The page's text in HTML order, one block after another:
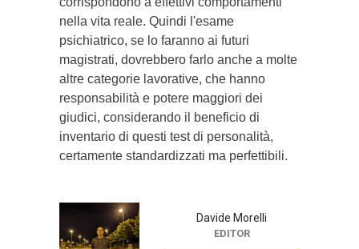
nella vita reale. Quindi l'esame
psichiatrico, se lo faranno ai futuri
magistrati, dovrebbero farlo anche a molte
altre categorie lavorative, che hanno
responsabilità e potere maggiori dei
giudici, considerando il beneficio di
inventario di questi test di personalità,
certamente standardizzati ma perfettibili.
Davide Morelli
EDITOR